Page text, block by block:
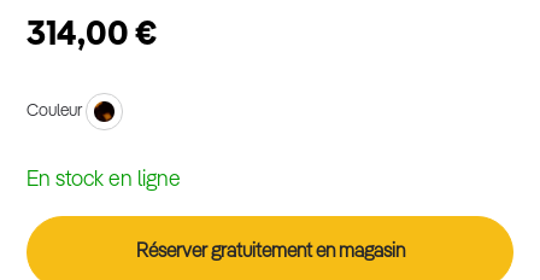
314,00 €
Couleur
En stock en ligne
Réserver gratuitement en magasin